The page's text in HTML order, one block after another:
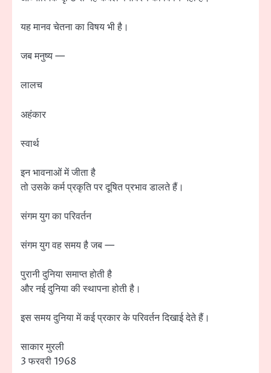
यह मानव चेतना का विषय भी है।
जब मनुष्य —
लालच
अहंकार
स्वार्थ
इन भावनाओं में जीता है
तो उसके कर्म प्रकृति पर दूषित प्रभाव डालते हैं।
संगम युग का परिवर्तन
संगम युग वह समय है जब —
पुरानी दुनिया समाप्त होती है
और नई दुनिया की स्थापना होती है।
इस समय दुनिया में कई प्रकार के परिवर्तन दिखाई देते हैं।
साकार मुरली
3 फरवरी 1968